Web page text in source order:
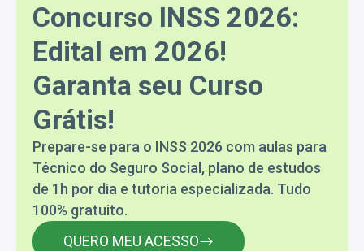
Concurso INSS 2026:
Edital em 2026!
Garanta seu Curso
Grátis!
Prepare-se para o INSS 2026 com aulas para
Técnico do Seguro Social, plano de estudos
de 1h por dia e tutoria especializada. Tudo
100% gratuito.
QUERO MEU ACESSO